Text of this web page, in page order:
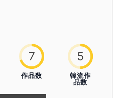
7
作品数
5
韓流作
品数